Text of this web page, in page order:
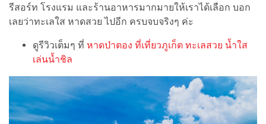
รีสอร์ท โรงแรม และร้านอาหารมากมายให้เราได้เลือก บอก
เลยว่าทะเลใส หาดสวย ไปอีก ครบจบจริงๆ ค่ะ
ดูรีวิวเต็มๆ ที่ หาดป่าตอง ที่เที่ยวภูเก็ต ทะเลสวย น้ำใส
เล่นน้ำชิล